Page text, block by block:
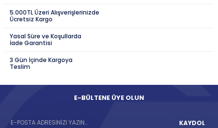
5.000TL Üzeri Alışverişlerinizde
Ücretsiz Kargo
Yasal Süre ve Koşullarda
İade Garantisi
3 Gün İçinde Kargoya
Teslim
E-BÜLTENE ÜYE OLUN
KAYDOL